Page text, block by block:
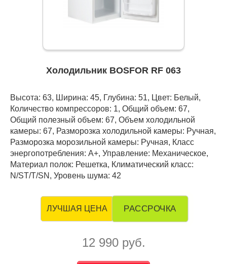
Холодильник BOSFOR RF 063
Высота: 63, Ширина: 45, Глубина: 51, Цвет: Белый,
Количество компрессоров: 1, Общий объем: 67,
Общий полезный объем: 67, Объем холодильной
камеры: 67, Разморозка холодильной камеры: Ручная,
Разморозка морозильной камеры: Ручная, Класс
энергопотребления: А+, Управление: Механическое,
Материал полок: Решетка, Климатический класс:
N/ST/T/SN, Уровень шума: 42
ЛУЧШАЯ ЦЕНА РАССРОЧКА
12 990 руб.